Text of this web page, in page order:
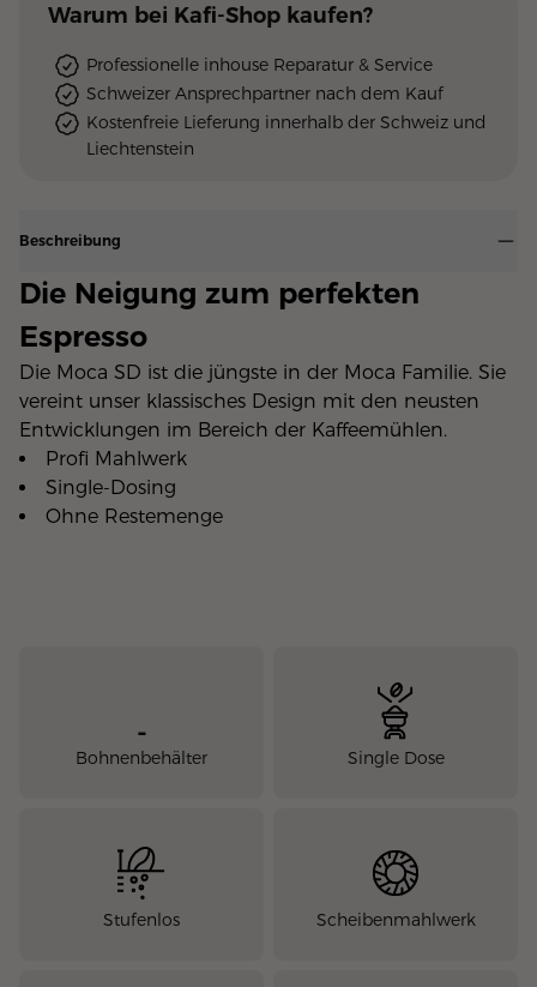
Warum bei Kafi-Shop kaufen?
Professionelle inhouse Reparatur & Service
Schweizer Ansprechpartner nach dem Kauf
Kostenfreie Lieferung innerhalb der Schweiz und
Liechtenstein
Beschreibung
Die Neigung zum perfekten
Espresso
Die Moca SD ist die jüngste in der Moca Familie. Sie
vereint unser klassisches Design mit den neusten
Entwicklungen im Bereich der Kaffeemühlen.
Profi Mahlwerk
Single-Dosing
Ohne Restemenge
-
Bohnenbehälter Single Dose
Stufenlos Scheibenmahlwerk